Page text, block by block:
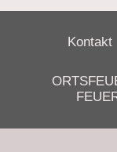
Kontakt